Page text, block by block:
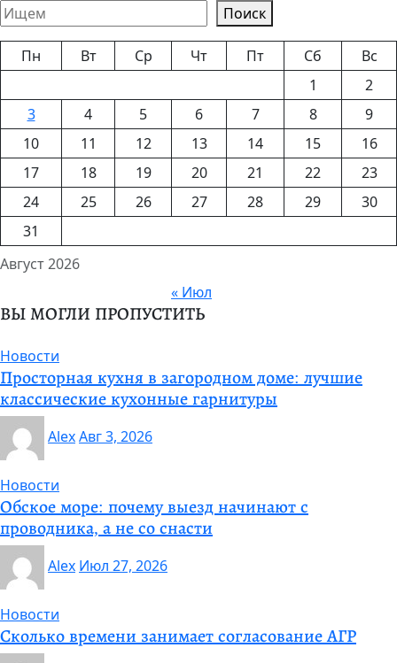
Поиск
Август 2026
Пн Вт Ср Чт Пт Сб
Вс
1
2
3
4 5 6 7 8
9
10
11 12 13 14 15
16
17
18 19 20 21 22
23
24
25 26 27 28 29
30
31
« Июл
ВЫ МОГЛИ ПРОПУСТИТЬ
Новости
Просторная кухня в загородном доме: лучшие
классические кухонные гарнитуры
AlexАвг 3, 2026
Новости
Обское море: почему выезд начинают с
проводника, а не со снасти
Alex Июл 27, 2026
Новости
Сколько времени занимает согласование АГР